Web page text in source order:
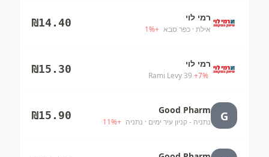
רמי לוי
אילת · כפר סבא +
1%
₪14.40
רמי לוי
Rami Levy 39 +7%
₪15.30
G
Good Pharm
נתניה - קניון עיר ימים · נתניה +
11%
₪15.90